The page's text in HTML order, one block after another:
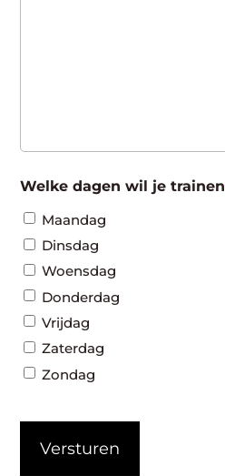
Welke dagen wil je trainen
Maandag
Dinsdag
Woensdag
Donderdag
Vrijdag
Zaterdag
Zondag